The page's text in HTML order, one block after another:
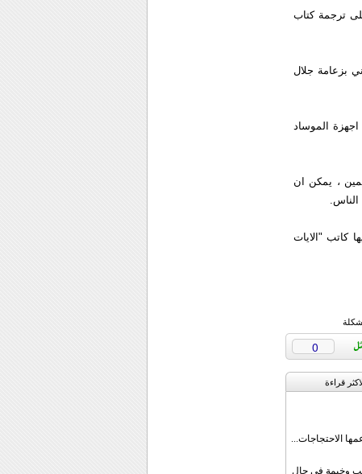
ترجمة كتاب
بزعامة جلال
الموساد
هم من المسلمين ، يمكن ان
الناس.
فتوى تاريخية ، اعتبر فيها كاتب "الايات
0
قراءة
الاحتجاجات...
وخيمة في حال